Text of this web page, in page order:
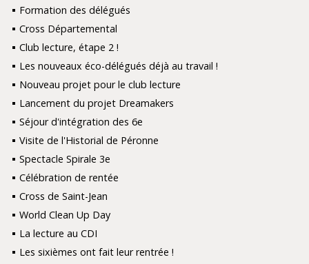
Formation des délégués
Cross Départemental
Club lecture, étape 2 !
Les nouveaux éco-délégués déjà au travail !
Nouveau projet pour le club lecture
Lancement du projet Dreamakers
Séjour d'intégration des 6e
Visite de l'Historial de Péronne
Spectacle Spirale 3e
Célébration de rentée
Cross de Saint-Jean
World Clean Up Day
La lecture au CDI
Les sixièmes ont fait leur rentrée !